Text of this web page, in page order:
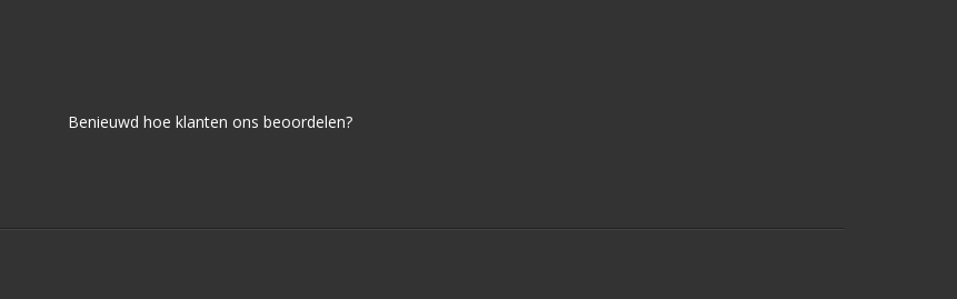
Benieuwd hoe klanten ons beoordelen?